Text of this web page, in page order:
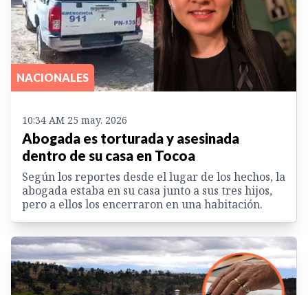
NACIONALES
10:34 AM 25 may. 2026
Abogada es torturada y asesinada
dentro de su casa en Tocoa
Según los reportes desde el lugar de los hechos, la
abogada estaba en su casa junto a sus tres hijos,
pero a ellos los encerraron en una habitación.